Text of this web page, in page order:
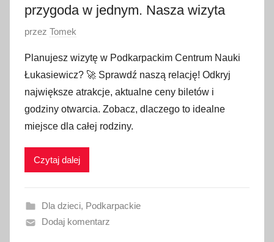
2
przygoda w jednym. Nasza wizyta
O
u
b
l
i
k
a
1
przez Tomek
Planujesz wizytę w Podkarpackim Centrum Nauki
Łukasiewicz? 🚀 Sprawdź naszą relację! Odkryj
największe atrakcje, aktualne ceny biletów i
godziny otwarcia. Zobacz, dlaczego to idealne
miejsce dla całej rodziny.
Czytaj dalej
Dla dzieci, Podkarpackie
Dodaj komentarz